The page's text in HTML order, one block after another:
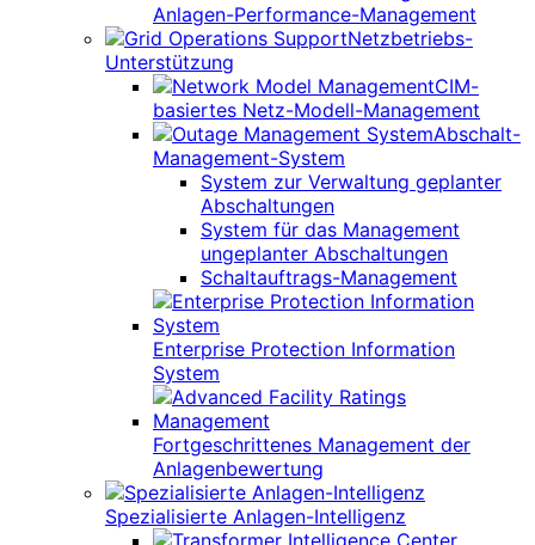
Anlagen-Performance-Management
Netzbetriebs-
Unterstützung
CIM-
basiertes Netz-Modell-Management
Abschalt-
Management-System
System zur Verwaltung geplanter
Abschaltungen
System für das Management
ungeplanter Abschaltungen
Schaltauftrags-Management
Enterprise Protection Information
System
Fortgeschrittenes Management der
Anlagenbewertung
Spezialisierte Anlagen-Intelligenz